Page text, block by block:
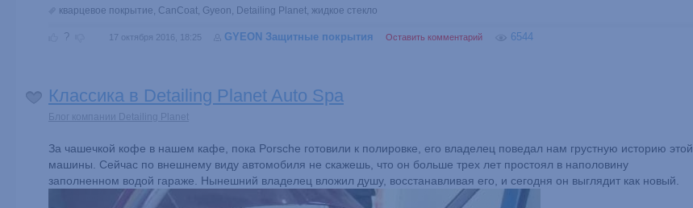
кварцевое покрытие, CanCoat, Gyeon, Detailing Planet, жидкое стекло
? 17 октября 2016, 18:25 GYEON Защитные покрытия Оставить комментарий 6544
Классика в Detailing Planet Auto Spa
Блог компании Detailing Planet
За чашечкой кофе в нашем кафе, пока Porsche готовили к полировке, его владелец поведал нам грустную историю этой
машины. Сейчас по внешнему виду автомобиля не скажешь, что он больше трех лет простоял в наполовину
заполненном водой гараже. Нынешний владелец вложил душу, восстанавливая его, и сегодня он выглядит как новый.